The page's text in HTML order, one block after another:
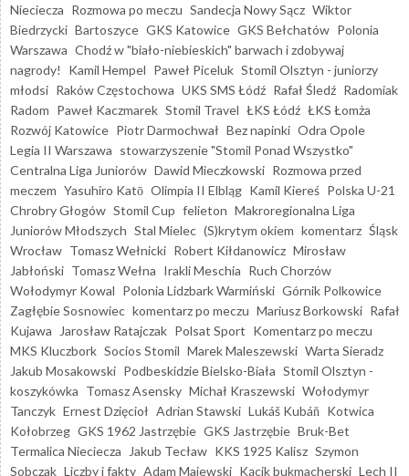
Nieciecza Rozmowa po meczu Sandecja Nowy Sącz Wiktor
Biedrzycki Bartoszyce GKS Katowice GKS Bełchatów Polonia
Warszawa Chodź w "biało-niebieskich" barwach i zdobywaj
nagrody!
Kamil Hempel Paweł Piceluk Stomil Olsztyn - juniorzy
młodsi Raków Częstochowa UKS SMS Łódź Rafał Śledź Radomiak
Radom Paweł Kaczmarek Stomil Travel ŁKS Łódź ŁKS Łomża
Rozwój Katowice Piotr Darmochwał Bez napinki Odra Opole
Legia II Warszawa stowarzyszenie "Stomil Ponad Wszystko"
Centralna Liga Juniorów Dawid Mieczkowski Rozmowa przed
meczem Yasuhiro Katō Olimpia II Elbląg Kamil Kiereś Polska U-21
Chrobry Głogów Stomil Cup felieton Makroregionalna Liga
Juniorów Młodszych Stal Mielec (S)krytym okiem komentarz Śląsk
Wrocław Tomasz Wełnicki Robert Kiłdanowicz Mirosław
Jabłoński Tomasz Wełna Irakli Meschia Ruch Chorzów
Wołodymyr Kowal Polonia Lidzbark Warmiński Górnik Polkowice
Zagłębie Sosnowiec komentarz po meczu Mariusz Borkowski Rafał
Kujawa
Jarosław Ratajczak Polsat Sport Komentarz po meczu
MKS Kluczbork Socios Stomil Marek Maleszewski Warta Sieradz
Jakub Mosakowski Podbeskidzie Bielsko-Biała Stomil Olsztyn -
koszykówka Tomasz Asensky Michał Kraszewski Wołodymyr
Tanczyk Ernest Dzięcioł Adrian Stawski Lukáš Kubáň Kotwica
Kołobrzeg GKS 1962 Jastrzębie GKS Jastrzębie Bruk-Bet
Termalica Nieciecza
Jakub Tecław KKS 1925 Kalisz Szymon
Sobczak Liczby i fakty Adam Majewski Kącik bukmacherski Lech II